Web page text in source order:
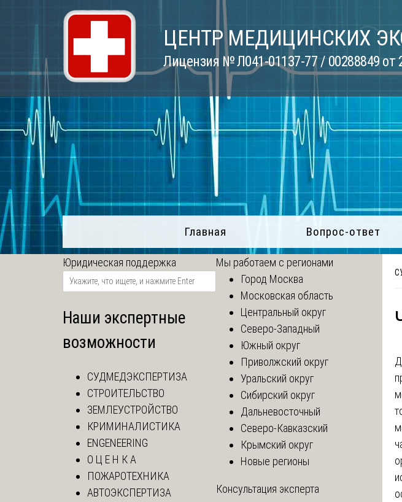
ЦЕНТР МЕДИЦИНСКИХ
Лицензия № Л041-01137-77 / 00288849 от
Главная Вопрос-ответ
Юридическая поддержка
Наши экспертные
возможности
СУДМЕДЭКСПЕРТИЗА
СТРОИТЕЛЬСТВО
ЗЕМЛЕУСТРОЙСТВО
КРИМИНАЛИСТИКА
ENGENEERING
О Ц Е Н К А
ПОЖАРОТЕХНИКА
АВТОЭКСПЕРТИЗА
Мы работаем с регионами
Город Москва
Московская область
Центральный округ
Северо-Западный
Южный округ
Приволжский округ
Уральский округ
Сибирский округ
Дальневосточный
Северо-Кавказский
Крымский округ
Новые регионы
Консультация эксперта